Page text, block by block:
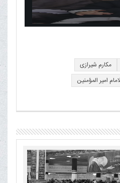
مکارم شیرازی
امیر المؤمنین